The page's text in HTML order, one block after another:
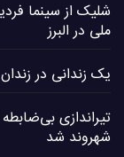
شلیک از سینما
ملی در البرز
یک زندانی در
تیراندازی
شهروند شد